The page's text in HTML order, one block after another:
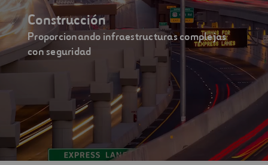
Construcción
Proporcionando infraestructuras complejas
con seguridad